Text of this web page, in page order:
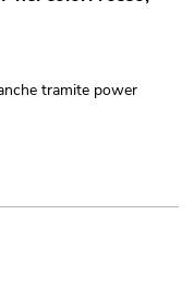
tramite power